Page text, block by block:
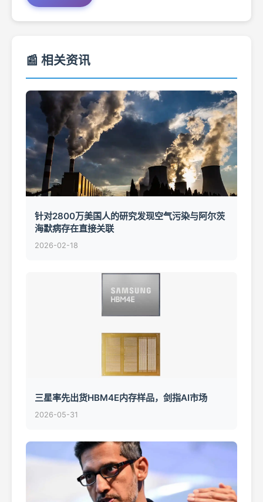
📰 相关资讯
针对2800万美国人的研究发现空气污染与阿尔茨
海默病存在直接关联
2026-02-18
三星率先出货HBM4E内存样品，剑指AI市场
2026-05-31